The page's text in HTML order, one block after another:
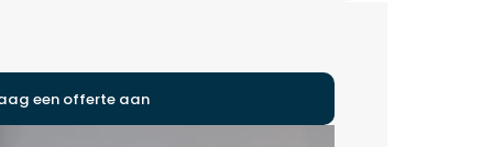
een offerte aan